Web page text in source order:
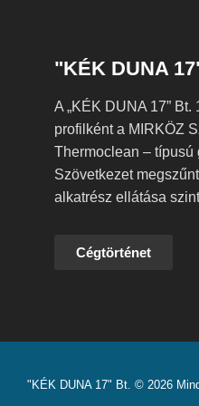
"KÉK DUNA
A „KÉK DUNA 17”
profilként a MIRKÖZ
Thermoclean – típusú
Szövetkezet
alkatrész ellátása
Cégtörténet
"KÉK DUNA 17" Bt. © 2026